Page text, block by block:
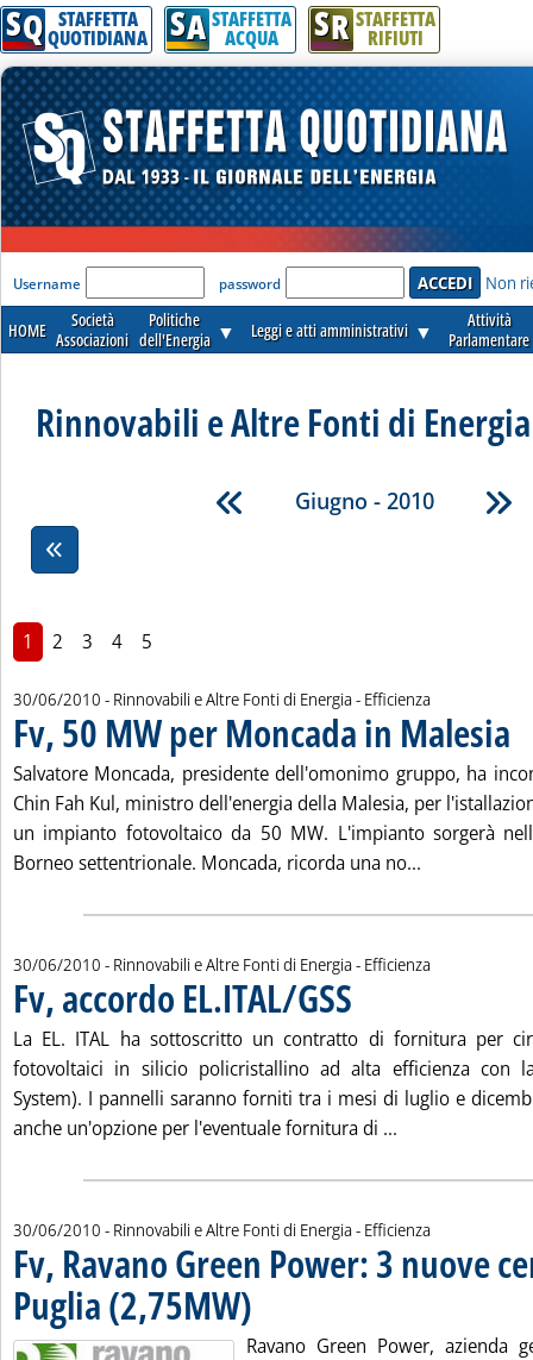
SQ STAFFETTA
QUOTIDIANA SA STAFFETTA
ACQUA SR STAFFETTA
RIFIUTI
'Modulo Login per accedere'
Username password Non
HOME
Società
Associazioni
Politiche
dell'Energia ▼ Leggi e atti amministrativi ▼
Attività
Parlamentare
Rinnovabili e Altre Fonti di
Giugno - 2010
1 2 3 4 5
30/06/2010 - Rinnovabili e Altre Fonti di Energia - Efficienza
Fv, 50 MW per Moncada in Malesia
Salvatore Moncada, presidente dell'omonimo gruppo, ha
Chin Fah Kul, ministro dell'energia della Malesia, per
un impianto fotovoltaico da 50 MW. L'impianto sorgerà
Borneo settentrionale. Moncada, ricorda una no...
30/06/2010 - Rinnovabili e Altre Fonti di Energia - Efficienza
Fv, accordo EL.ITAL/GSS
La EL. ITAL ha sottoscritto un contratto di fornitura per
fotovoltaici in silicio policristallino ad alta efficienza con
System). I pannelli saranno forniti tra i mesi di luglio e
anche un'opzione per l'eventuale fornitura di ...
30/06/2010 - Rinnovabili e Altre Fonti di Energia - Efficienza
Fv, Ravano Green Power: 3 nuove
Puglia (2,75MW)
Ravano Green Power, azienda